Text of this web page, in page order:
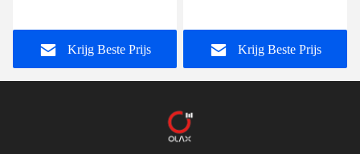
5V/9V/12V UPS Power
Bank Voor Wifi Router
Krijg Beste Prijs
Batterijcapaciteit mini
UPS Power Supply
Backup voor wifi router
Krijg Beste Prijs